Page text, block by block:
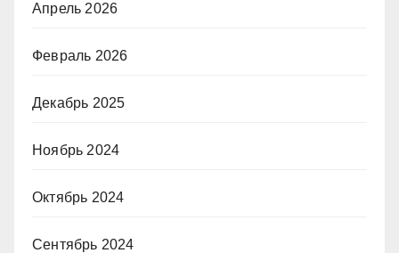
Апрель 2026
Февраль 2026
Декабрь 2025
Ноябрь 2024
Октябрь 2024
Сентябрь 2024